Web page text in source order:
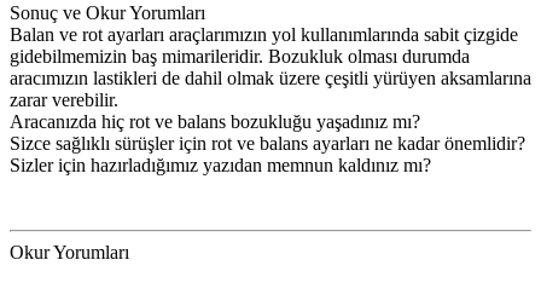
Sonuç ve Okur Yorumları
Balan ve rot ayarları araçlarımızın yol kullanımlarında sabit çizgide
gidebilmemizin baş mimarileridir. Bozukluk olması durumda
aracımızın lastikleri de dahil olmak üzere çeşitli yürüyen aksamlarına
zarar verebilir.
Aracanızda hiç rot ve balans bozukluğu yaşadınız mı?
Sizce sağlıklı sürüşler için rot ve balans ayarları ne kadar önemlidir?
Sizler için hazırladığımız yazıdan memnun kaldınız mı?
Okur Yorumları